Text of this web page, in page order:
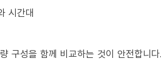
시간대
구성을 함께 비교하는 것이 안전합니다.